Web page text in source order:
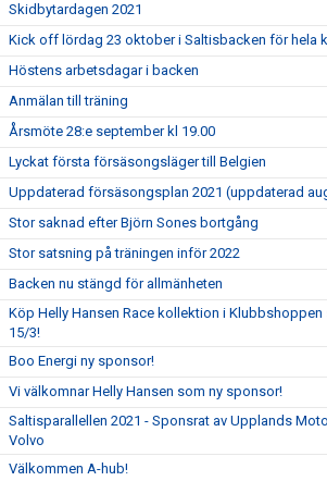
Skidbytardagen 2021
Kick off lördag 23 oktober i Saltisbacken för hela
Höstens arbetsdagar i backen
Anmälan till träning
Årsmöte 28:e september kl 19.00
Lyckat första försäsongsläger till Belgien
Uppdaterad försäsongsplan 2021 (uppdaterad
Stor saknad efter Björn Sones bortgång
Stor satsning på träningen inför 2022
Backen nu stängd för allmänheten
Köp Helly Hansen Race kollektion i Klubbshoppen
15/3!
Boo Energi ny sponsor!
Vi välkomnar Helly Hansen som ny sponsor!
Saltisparallellen 2021 - Sponsrat av Upplands
Volvo
Välkommen A-hub!